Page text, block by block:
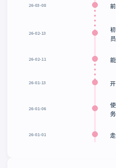
26-03-08
26-02-13
26-02-11
26-01-13
26-01-06
26-01-01